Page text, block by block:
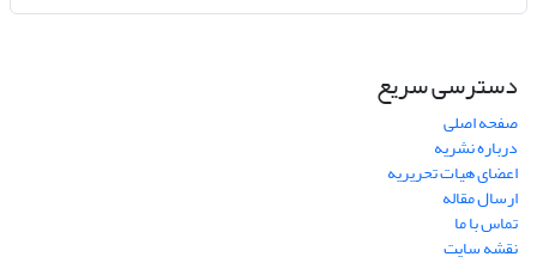
دسترسی سریع
صفحه اصلی
درباره نشریه
اعضای هیات تحریریه
ارسال مقاله
تماس با ما
نقشه سایت